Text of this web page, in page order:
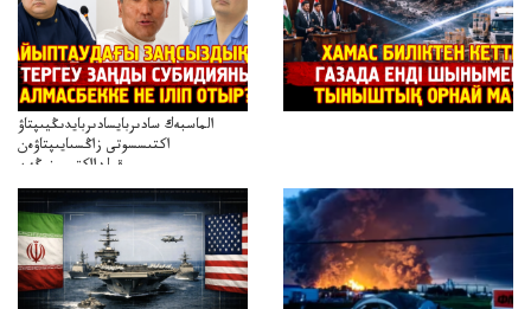
الماسبەك سادىربايسادىربايدىڭيىپتاۋ
اكتىسسوتى زاڭسىايىپتاۋەن
قولدااكتىسىنىڭەن
ميلليونزاڭسىزدىعىمەنقولدانوسىرىلگەنميلليوندار